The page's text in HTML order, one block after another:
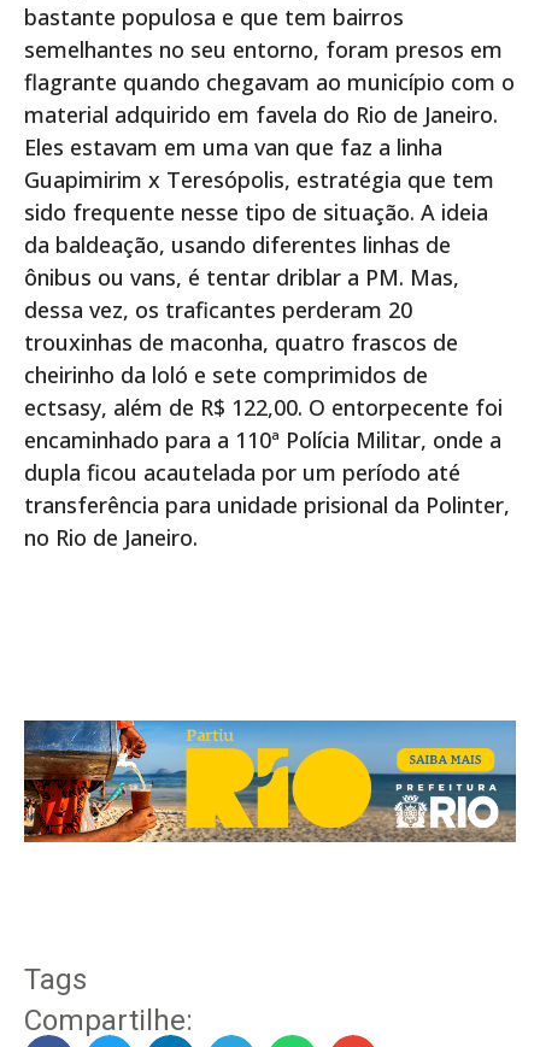
bastante populosa e que tem bairros
semelhantes no seu entorno, foram presos em
flagrante quando chegavam ao município com o
material adquirido em favela do Rio de Janeiro.
Eles estavam em uma van que faz a linha
Guapimirim x Teresópolis, estratégia que tem
sido frequente nesse tipo de situação. A ideia
da baldeação, usando diferentes linhas de
ônibus ou vans, é tentar driblar a PM. Mas,
dessa vez, os traficantes perderam 20
trouxinhas de maconha, quatro frascos de
cheirinho da loló e sete comprimidos de
ectsasy, além de R$ 122,00. O entorpecente foi
encaminhado para a 110ª Polícia Militar, onde a
dupla ficou acautelada por um período até
transferência para unidade prisional da Polinter,
no Rio de Janeiro.
Tags
Compartilhe: